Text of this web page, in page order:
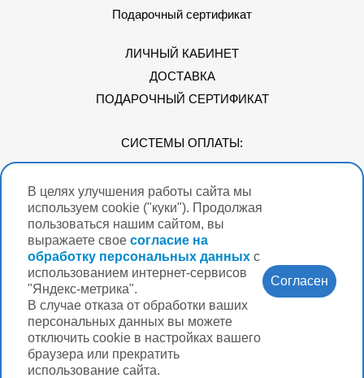
В целях улучшения работы сайта мы
используем cookie ("куки"). Продолжая
пользоваться нашим сайтом, вы
выражаете свое согласие на
обработку персональных данных с
использованием интернет-сервисов
"Яндекс-метрика".
В случае отказа от обработки ваших
персональных данных вы можете
отключить cookie в настройках вашего
браузера или прекратить
использование сайта.
Согласен
Подарочный сертификат
ЛИЧНЫЙ КАБИНЕТ
ДОСТАВКА
ПОДАРОЧНЫЙ СЕРТИФИКАТ
СИСТЕМЫ ОПЛАТЫ:
Мы в соцсетях
Версия для
Нужна помощь?
Разработка интернет-магазина Вебформат